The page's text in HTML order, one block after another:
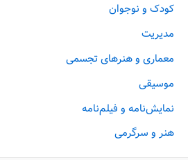
کودک و نوجوان
مدیریت
معماری و هنرهای تجسمی
موسیقی
نمایش‌نامه و فیلم‌نامه
هنر و سرگرمی